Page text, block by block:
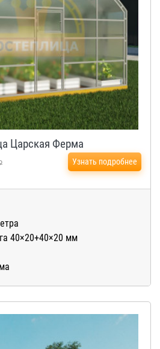
Царская Ферма
Узнать подробнее
40×20+40×20 мм